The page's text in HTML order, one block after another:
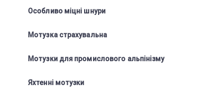
Особливо міцні шнури
Мотузка страхувальна
Мотузки для промислового альпінізму
Яхтенні мотузки